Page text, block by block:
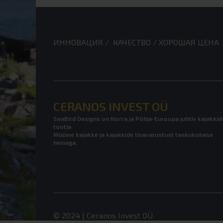
ИННОВАЦИЯ / КАЧЕСТВО / ХОРОШАЯ ЦЕНА
CERANOS INVEST OÜ
SeaBird Designs on Norra ja Põhja-Euroopa juhtiv
tootja.
Müüme kajakke ja kajakkide lisavarustust taskukohase
hinnaga.
© 2024 | Ceranos Invest OÜ